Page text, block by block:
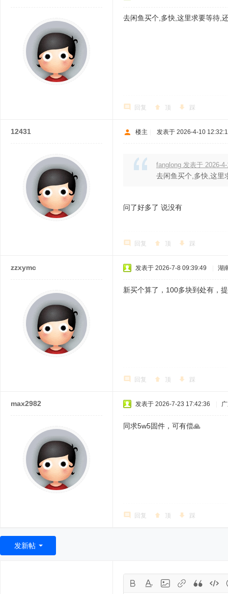
去闲鱼买个,多快,这里求要等待,
回复 顶 踩
12431 楼主 发表于 2026-4-10
fanglong 发表于 2026-
去闲鱼买个,多快,这里
问了好多了 说没有
回复 顶 踩
zzxymc 发表于 2026-7-8 09:39:49 湖
新买个算了，100多块到处有，
回复 顶 踩
max2982 发表于 2026-7-23 17:42:36
同求5w5固件，可有偿🙏
回复 顶 踩
发新帖